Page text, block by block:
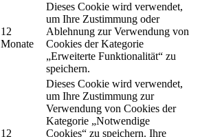
12
Monate
Dieses Cookie wird verwendet,
um Ihre Zustimmung oder
Ablehnung zur Verwendung von
Cookies der Kategorie
„Erweiterte Funktionalität“ zu
speichern.
12
Dieses Cookie wird verwendet,
um Ihre Zustimmung zur
Verwendung von Cookies der
Kategorie „Notwendige
Cookies“ zu speichern. Ihre